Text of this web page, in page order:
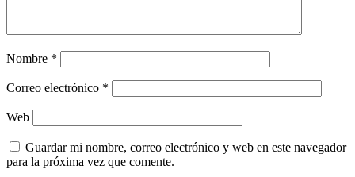
Nombre *
Correo electrónico *
Web
Guardar mi nombre, correo electrónico y web en este navegador
para la próxima vez que comente.